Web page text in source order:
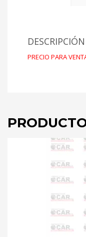
DESCRIPCIÓN
PRECIO PARA